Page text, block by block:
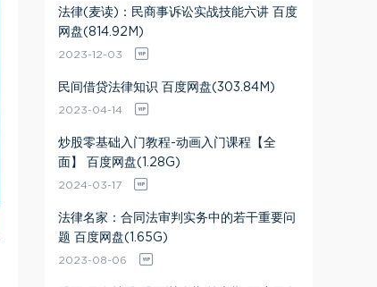
法律(麦读)：民商事诉讼实战技能六讲 百度
网盘(814.92M)
2023-12-03
民间借贷法律知识 百度网盘(303.84M)
2023-04-14
炒股零基础入门教程-动画入门课程【全
面】 百度网盘(1.28G)
2024-03-17
法律名家：合同法审判实务中的若干重要问
题 百度网盘(1.65G)
2023-08-06